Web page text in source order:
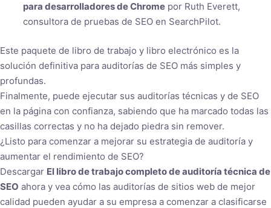
para desarrolladores de Chromepor Ruth Everett,
consultora de pruebas de SEO en SearchPilot.
Este paquete de libro de trabajo y libro electrónico es la
solución definitiva para auditorías de SEO más simples y
profundas.
Finalmente, puede ejecutar sus auditorías técnicas y de SEO
en la página con confianza, sabiendo que ha marcado todas las
casillas correctas y no ha dejado piedra sin remover.
¿Listo para comenzar a mejorar su estrategia de auditoría y
aumentar el rendimiento de SEO?
Descargar El libro de trabajo completo de auditoría técnica de
SEO ahora y vea cómo las auditorías de sitios web de mejor
calidad pueden ayudar a su empresa a comenzar a clasificarse